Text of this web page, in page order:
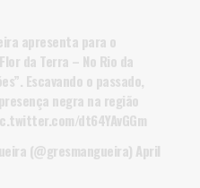
apresenta para o
da Terra – No Rio da
Escavando o passado,
negra na região
dt64YAvGGm
(@gresmangueira) April